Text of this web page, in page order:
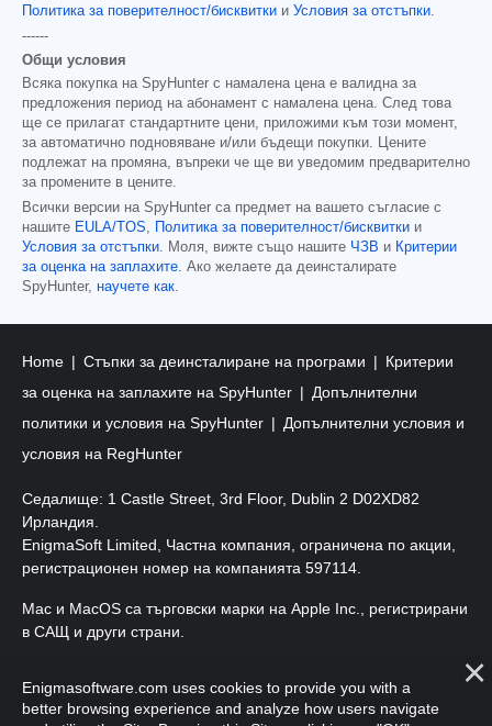
Политика за поверителност/бисквитки и Условия за отстъпки
------
Общи условия
Всяка покупка на SpyHunter с намалена цена е валидна за
предложения период на абонамент с намалена цена. След това
ще се прилагат стандартните цени, приложими към този момент,
за автоматично подновяване и/или бъдещи покупки. Цените
подлежат на промяна, въпреки че ще ви уведомим предварително
за промените в цените.
Всички версии на SpyHunter са предмет на вашето съгласие с
нашите EULA/TOS Политика за поверителност/бисквитки и
Условия за отстъпки . Моля, вижте също нашите ЧЗВ и Критерии
за оценка на заплахите . Ако желаете да деинсталирате
SpyHunter, научете как
Home Стъпки за деинсталиране на програми
Критерии
за оценка на заплахите на SpyHunter
Допълнителни
политики и условия на SpyHunter
Допълнителни условия и
условия на RegHunter
Седалище: 1 Castle Street, 3rd Floor, Dublin 2 D02XD82
Ирландия.
EnigmaSoft Limited, Частна компания, ограничена по акции,
регистрационен номер на компанията 597114.
Mac и MacOS са търговски марки на Apple Inc., регистрирани
в САЩ и други страни.
запазени.
Enigmasoftware.com uses cookies to provide you with a
better browsing experience and analyze how users navigate